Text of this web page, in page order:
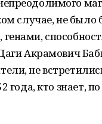
случае, не было
Акрамович
не
года, кто